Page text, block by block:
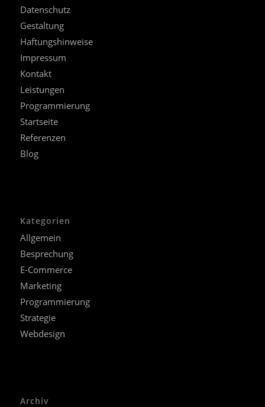
Datenschutz
Gestaltung
Haftungshinweise
Impressum
Kontakt
Leistungen
Programmierung
Startseite
Referenzen
Blog
Kategorien
Allgemein
Besprechung
E-Commerce
Marketing
Programmierung
Strategie
Webdesign
Archiv